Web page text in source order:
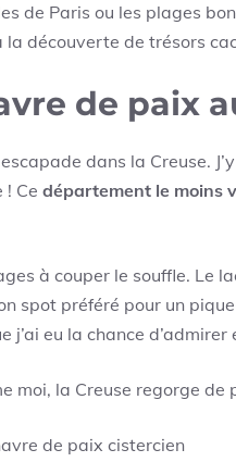
de Paris ou les plages
découverte de trésors
de paix
dans la Creuse.
! Ce département le moins
à couper le souffle. Le
spot préféré pour un
j’ai eu la chance
moi, la Creuse regorge de
de paix cistercien